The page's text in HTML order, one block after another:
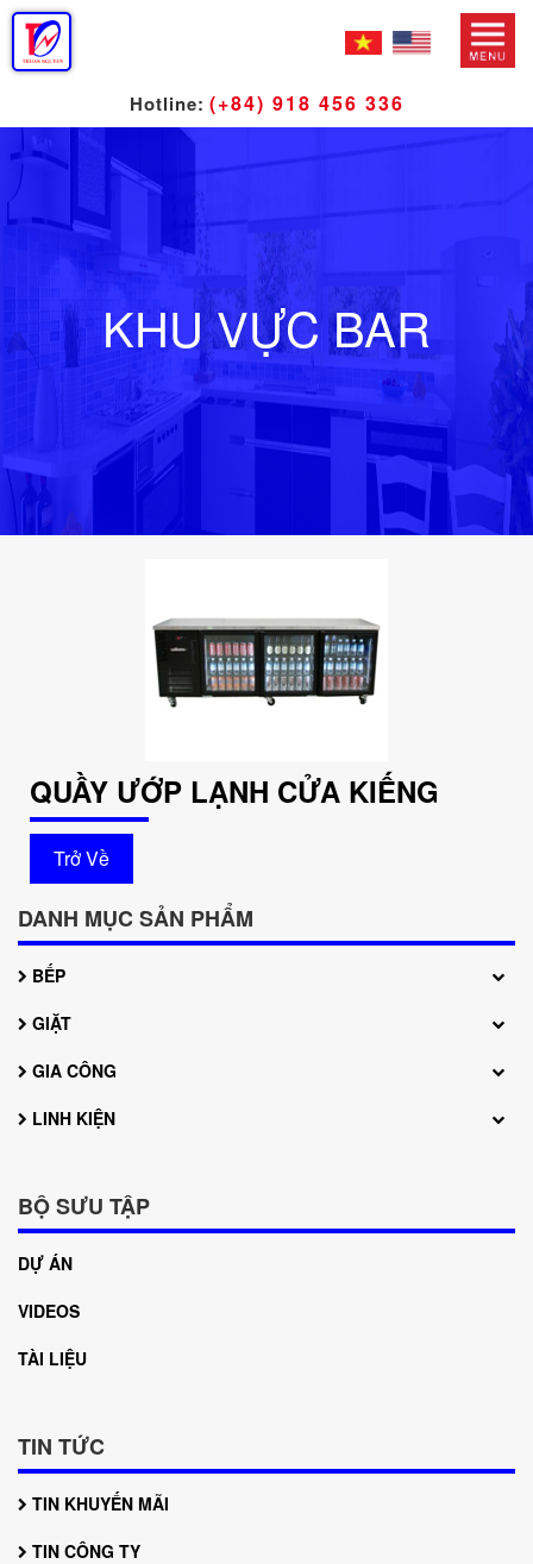
Hotline: (+84) 918 456 336
KHU VỰC BAR
QUẦY ƯỚP LẠNH CỬA KIẾNG
Trở Về
DANH MỤC SẢN PHẨM
BẾP
GIẶT
GIA CÔNG
LINH KIỆN
BỘ SƯU TẬP
DỰ ÁN
VIDEOS
TÀI LIỆU
TIN TỨC
TIN KHUYẾN MÃI
TIN CÔNG TY